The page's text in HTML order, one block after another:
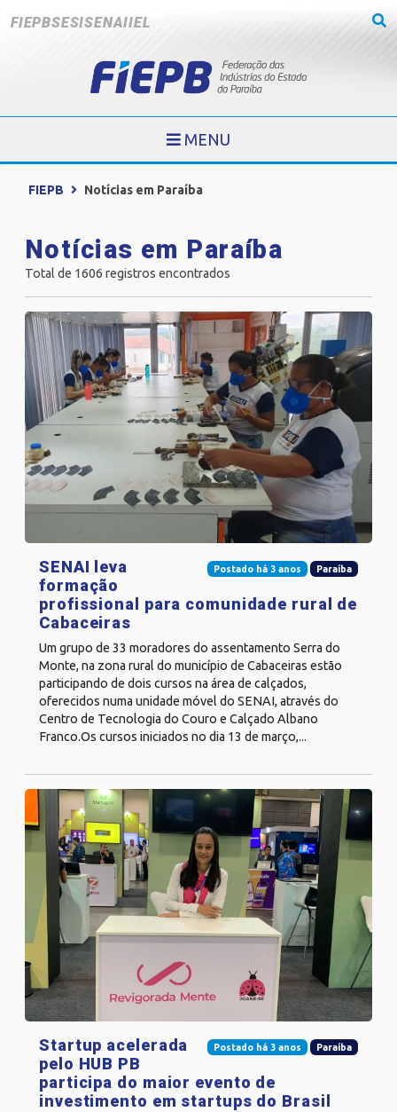
FIEPBSESISENAIIEL
MENU
FIEPB Notícias em Paraíba
Notícias em Paraíba
Total de 1606 registros encontrados
Postado há 3 anos Paraíba
SENAI leva
formação
profissional para comunidade rural de
Cabaceiras
Um grupo de 33 moradores do assentamento Serra do
Monte, na zona rural do município de Cabaceiras estão
participando de dois cursos na área de calçados,
oferecidos numa unidade móvel do SENAI, através do
Centro de Tecnologia do Couro e Calçado Albano
Franco.Os cursos iniciados no dia 13 de março,...
Postado há 3 anos Paraíba
Startup acelerada
pelo HUB PB
participa do maior evento de
investimento em startups do Brasil